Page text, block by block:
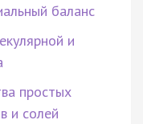
баланс
и
простых
и солей